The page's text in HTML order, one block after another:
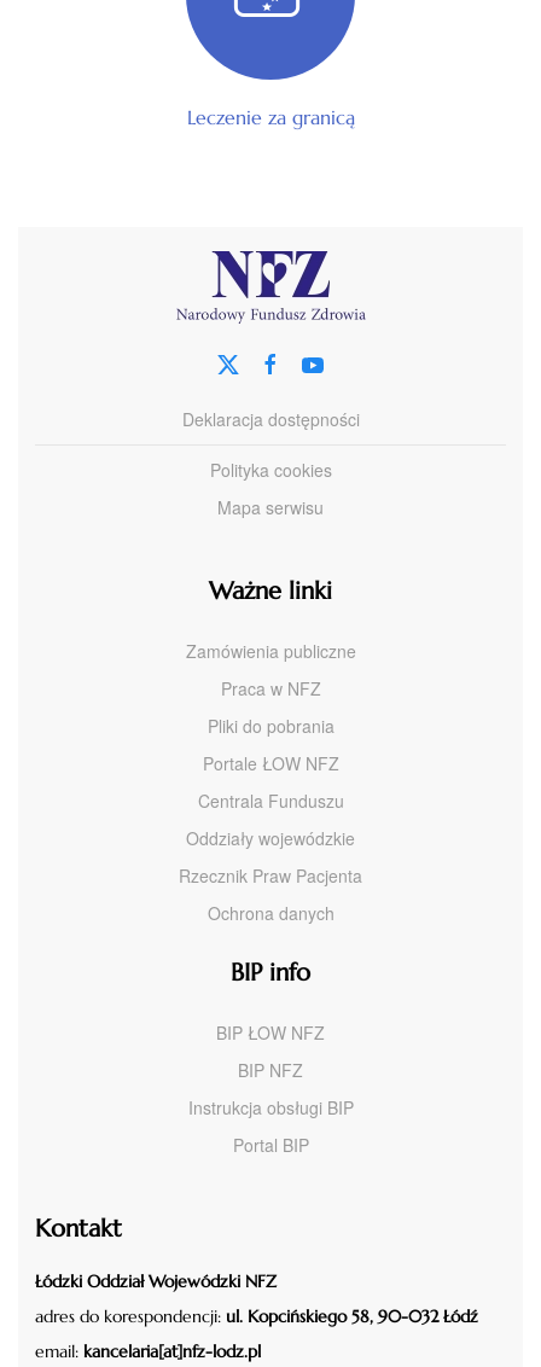
Leczenie za granicą
Deklaracja dostępności
Polityka cookies
Mapa serwisu
Ważne linki
Zamówienia publiczne
Praca w NFZ
Pliki do pobrania
Portale ŁOW NFZ
Centrala Funduszu
Oddziały wojewódzkie
Rzecznik Praw Pacjenta
Ochrona danych
BIP info
BIP ŁOW NFZ
BIP NFZ
Instrukcja obsługi BIP
Portal BIP
Kontakt
Łódzki Oddział Wojewódzki NFZ
adres do korespondencji: ul. Kopcińskiego 58, 90-032 Łódź
email: kancelaria[at]nfz-lodz.pl